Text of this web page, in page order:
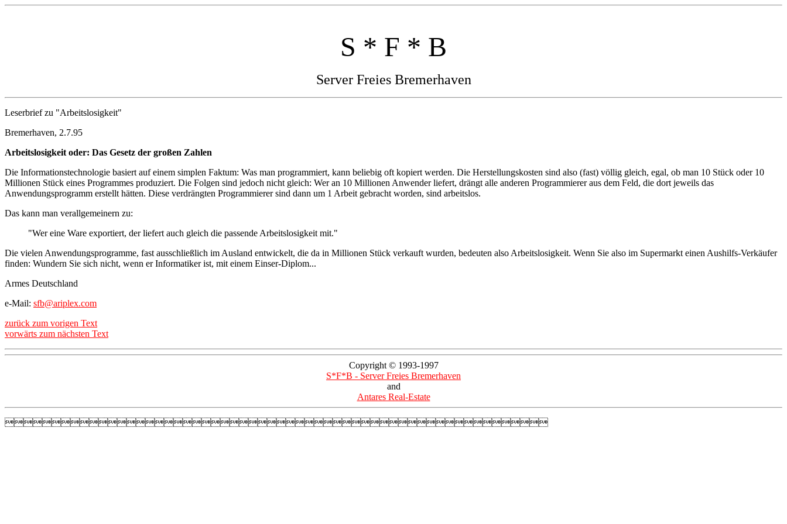
S * F * B
Server Freies Bremerhaven
Leserbrief zu "Arbeitslosigkeit"
Bremerhaven, 2.7.95
Arbeitslosigkeit oder: Das Gesetz der großen Zahlen
Die Informationstechnologie basiert auf einem simplen Faktum: Was man programmiert, kann beliebig oft kopiert werden. Die Herstellungskosten sind also (fast) völlig gleich, egal, ob man 10 Stück oder 10
Millionen Stück eines Programmes produziert. Die Folgen sind jedoch nicht gleich: Wer an 10 Millionen Anwender liefert, drängt alle anderen Programmierer aus dem Feld, die dort jeweils das
Anwendungsprogramm erstellt hätten. Diese verdrängten Programmierer sind dann um 1 Arbeit gebracht worden, sind arbeitslos.
Das kann man verallgemeinern zu:
"Wer eine Ware exportiert, der liefert auch gleich die passende Arbeitslosigkeit mit."
Die vielen Anwendungsprogramme, fast ausschließlich im Ausland entwickelt, die da in Millionen Stück verkauft wurden, bedeuten also Arbeitslosigkeit. Wenn Sie also im Supermarkt einen Aushilfs-Verkäufer
finden: Wundern Sie sich nicht, wenn er Informatiker ist, mit einem Einser-Diplom...
Armes Deutschland
e-Mail: sfb@ariplex.com
zurück zum vorigen Text
vorwärts zum nächsten Text
Copyright © 1993-1997
S*F*B - Server Freies Bremerhaven
and
Antares Real-Estate
